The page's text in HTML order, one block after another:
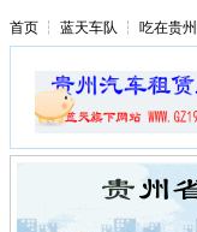
首页 ┆ 蓝天车队 ┆ 吃在贵州